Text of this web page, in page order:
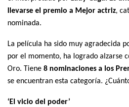
llevarse el premio a Mejor actriz,
nominada.
La película ha sido muy agradecida
por el momento, ha logrado alzarse
Oro. Tiene 8 nominaciones a los
se encuentran esta categoría.
‘El vicio del poder’